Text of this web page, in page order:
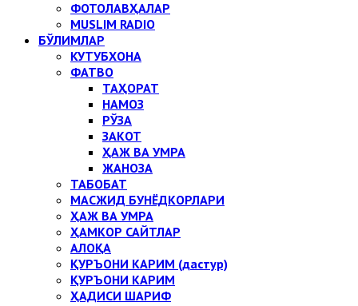
ФОТОЛАВҲАЛАР
MUSLIM RADIO
БЎЛИМЛАР
КУТУБХОНА
ФАТВО
ТАҲОРАТ
НАМОЗ
РЎЗА
ЗАКОТ
ҲАЖ ВА УМРА
ЖАНОЗА
ТАБОБАТ
МАСЖИД БУНЁДКОРЛАРИ
ҲАЖ ВА УМРА
ҲАМКОР САЙТЛАР
АЛОҚА
ҚУРЪОНИ КАРИМ (дастур)
ҚУРЪОНИ КАРИМ
ҲАДИСИ ШАРИФ